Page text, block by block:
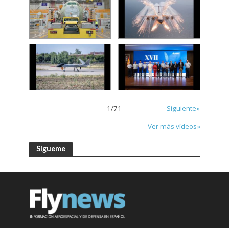
1/71
Siguiente»
Ver más vídeos»
Sígueme